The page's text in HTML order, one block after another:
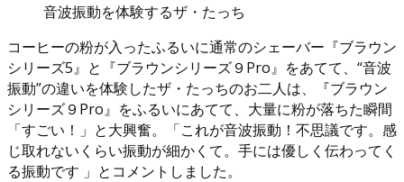
音波振動を体験するザ・たっち
コーヒーの粉が入ったふるいに通常のシェーバー『ブラウン
シリーズ5』と『ブラウンシリーズ９Pro』をあてて、“音波
振動”の違いを体験したザ・たっちのお二人は、『ブラウン
シリーズ９Pro』をふるいにあてて、大量に粉が落ちた瞬間
「すごい！」と大興奮。「これが音波振動！不思議です。感
じ取れないくらい振動が細かくて。手には優しく伝わってく
る振動です 」とコメントしました。